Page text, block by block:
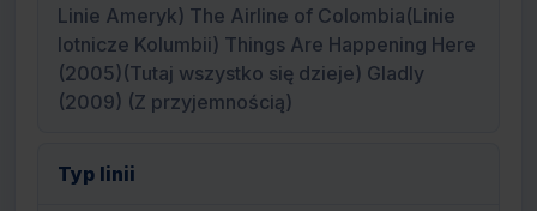
Linie Ameryk) The Airline of Colombia(Linie
lotnicze Kolumbii) Things Are Happening Here
(2005)(Tutaj wszystko się dzieje) Gladly
(2009) (Z przyjemnością)
Typ linii